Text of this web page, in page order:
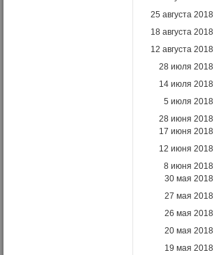
25 августа 2018
18 августа 2018
12 августа 2018
28 июля 2018
14 июля 2018
5 июля 2018
28 июня 2018
17 июня 2018
12 июня 2018
8 июня 2018
30 мая 2018
27 мая 2018
26 мая 2018
20 мая 2018
19 мая 2018